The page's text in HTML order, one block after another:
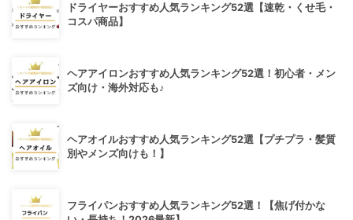
ドライヤーおすすめ人気ランキング52選【速乾・くせ毛・
コスパ商品】
ヘアアイロンおすすめ人気ランキング52選！初心者・メン
ズ向け・海外対応も♪
ヘアオイルおすすめ人気ランキング52選【プチプラ・髪質
別やメンズ向けも！】
フライパンおすすめ人気ランキング52選！【焦げ付かな